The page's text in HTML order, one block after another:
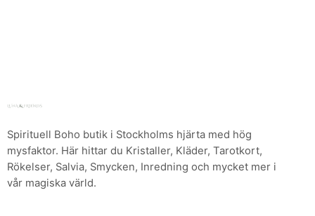
Spirituell Boho butik i Stockholms hjärta med hög
mysfaktor. Här hittar du Kristaller, Kläder, Tarotkort,
Rökelser, Salvia, Smycken, Inredning och mycket mer i
vår magiska värld.